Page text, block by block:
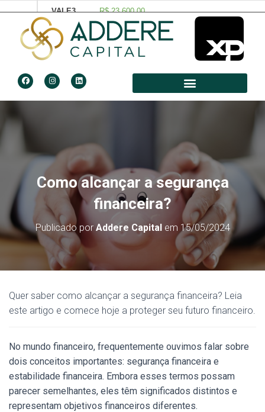
Como alcançar a segurança
financeira?
Publicado por Addere Capitalem 15/05/2024
Quer saber como alcançar a segurança financeira? Leia
este artigo e comece hoje a proteger seu futuro financeiro.
No mundo financeiro, frequentemente ouvimos falar sobre
dois conceitos importantes: segurança financeira e
estabilidade financeira. Embora esses termos possam
parecer semelhantes, eles têm significados distintos e
representam objetivos financeiros diferentes.